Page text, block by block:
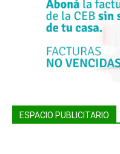
ESPACIO PUBLICITARIO